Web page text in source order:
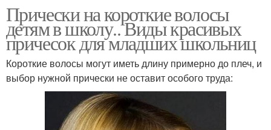
Прически на короткие волосы
детям в школу.. Виды красивых
причесок для младших школьниц
Короткие волосы могут иметь длину примерно до плеч, и
выбор нужной прически не оставит особого труда: